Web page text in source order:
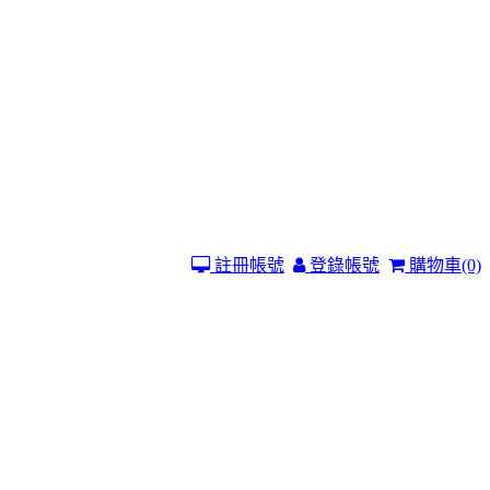
購物車(0)
登錄帳號
註冊帳號